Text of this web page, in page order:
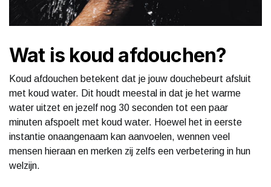
Wat is koud afdouchen?
Koud afdouchen betekent dat je jouw douchebeurt afsluit
met koud water. Dit houdt meestal in dat je het warme
water uitzet en jezelf nog 30 seconden tot een paar
minuten afspoelt met koud water. Hoewel het in eerste
instantie onaangenaam kan aanvoelen, wennen veel
mensen hieraan en merken zij zelfs een verbetering in hun
welzijn.